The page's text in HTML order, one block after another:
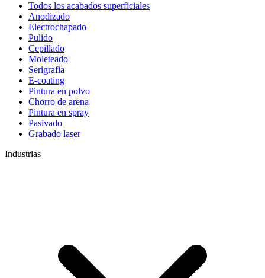
Todos los acabados superficiales
Anodizado
Electrochapado
Pulido
Cepillado
Moleteado
Serigrafia
E-coating
Pintura en polvo
Chorro de arena
Pintura en spray
Pasivado
Grabado laser
Industrias